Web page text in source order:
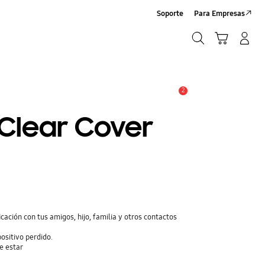
Soporte Para Empresas
2
Cover
con tus amigos, hijo, familia y otros contactos
perdido.
estar